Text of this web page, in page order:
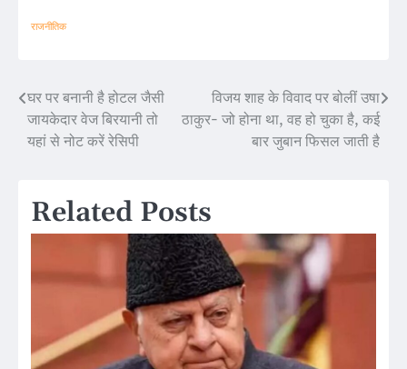
राजनीतिक
Post
navigation
घर पर बनानी है होटल जैसी
जायकेदार वेज बिरयानी तो
यहां से नोट करें रेसिपी
विजय शाह के विवाद पर बोलीं उषा
ठाकुर- जो होना था, वह हो चुका है, कई
बार जुबान फिसल जाती है
Related Posts